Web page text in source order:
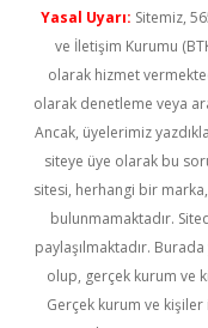
Yasal Uyarı: Sitemiz,
ve İletişim Kurumu
olarak hizmet
olarak denetleme veya
Ancak, üyelerimiz
siteye üye olarak bu
sitesi, herhangi bir
bulunmamaktadır.
paylaşılmaktadır.
olup, gerçek kurum ve
Gerçek kurum ve